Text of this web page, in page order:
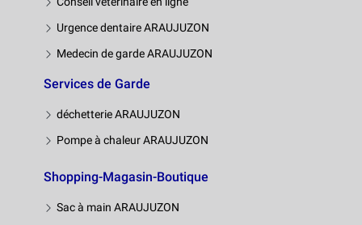
Urgence dentaire ARAUJUZON
Medecin de garde ARAUJUZON
Services de Garde
déchetterie ARAUJUZON
Pompe à chaleur ARAUJUZON
Shopping-Magasin-Boutique
Sac à main ARAUJUZON